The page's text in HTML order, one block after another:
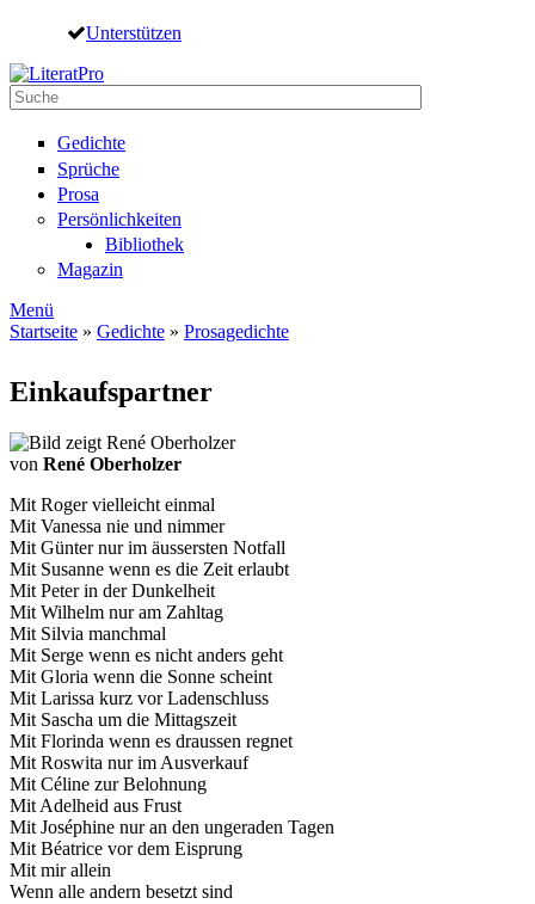
Direkt zum Inhalt
Unterstützen
Suche
Gedichte
Sprüche
Prosa
Persönlichkeiten
Bibliothek
Magazin
Menü
Startseite » Gedichte » Prosagedichte
Einkaufspartner
von René Oberholzer
Mit Roger vielleicht einmal
Mit Vanessa nie und nimmer
Mit Günter nur im äussersten Notfall
Mit Susanne wenn es die Zeit erlaubt
Mit Peter in der Dunkelheit
Mit Wilhelm nur am Zahltag
Mit Silvia manchmal
Mit Serge wenn es nicht anders geht
Mit Gloria wenn die Sonne scheint
Mit Larissa kurz vor Ladenschluss
Mit Sascha um die Mittagszeit
Mit Florinda wenn es draussen regnet
Mit Roswita nur im Ausverkauf
Mit Céline zur Belohnung
Mit Adelheid aus Frust
Mit Joséphine nur an den ungeraden Tagen
Mit Béatrice vor dem Eisprung
Mit mir allein
Wenn alle andern besetzt sind